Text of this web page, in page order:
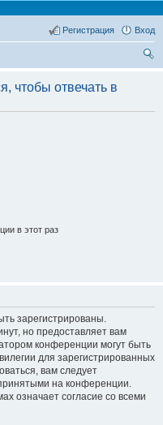
Вход
Регистрация
чтобы отвечать в
в этот раз
зарегистрированы.
но предоставляет вам
конференции могут быть
для зарегистрированных
вам следует
на конференции.
означает согласие со всеми